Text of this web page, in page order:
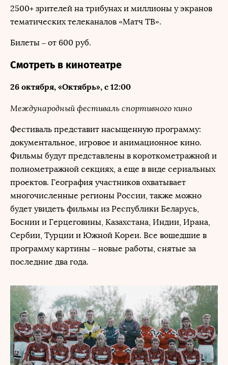
2500+ зрителей на трибунах и миллионы у экранов
тематических телеканалов «Матч ТВ».
Билеты – от 600 руб.
Смотреть в кинотеатре
26 октября, «Октябрь», с 12:00
Международный фестиваль спортивного кино
Фестиваль представит насыщенную программу:
документальное, игровое и анимационное кино.
Фильмы будут представлены в короткометражной и
полнометражной секциях, а еще в виде сериальных
проектов. География участников охватывает
многочисленные регионы России, также можно
будет увидеть фильмы из Республики Беларусь,
Боснии и Герцеговины, Казахстана, Индии, Ирана,
Сербии, Турции и Южной Кореи. Все вошедшие в
программу картины – новые работы, снятые за
последние два года.